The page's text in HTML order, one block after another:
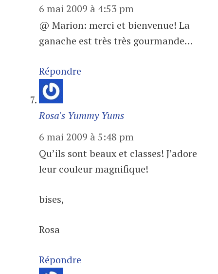
6 mai 2009 à 4:53 pm
@ Marion: merci et bienvenue! La
ganache est très très gourmande…
Répondre
Rosa's Yummy Yums
6 mai 2009 à 5:48 pm
Qu’ils sont beaux et classes! J’adore
leur couleur magnifique!
bises,
Rosa
Répondre